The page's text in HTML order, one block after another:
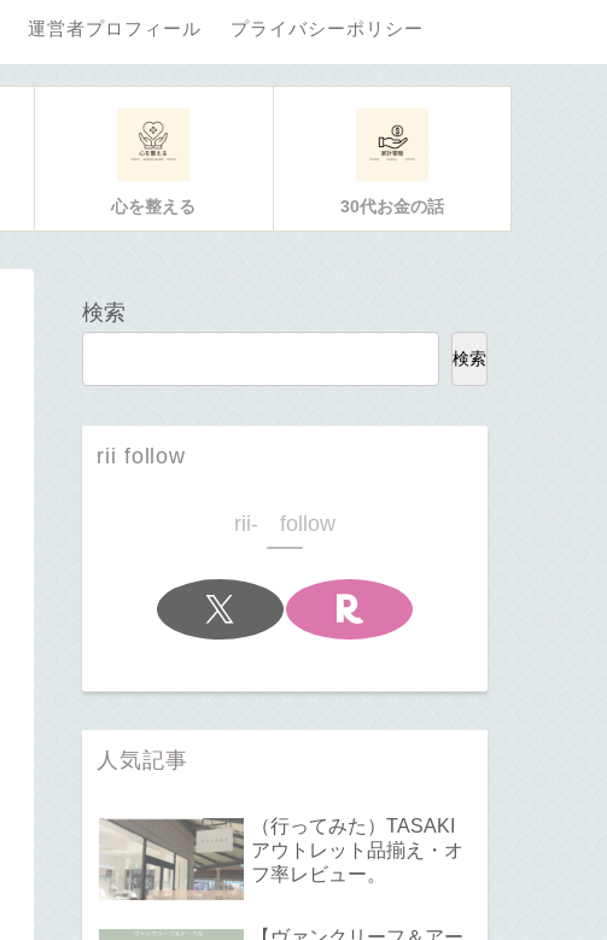
運営者プロフィール プライバシーポリシー
心を整える 30代お金の話
検索
検索
rii follow
rii- follow
人気記事
（行ってみた）TASAKI
アウトレット品揃え・オ
フ率レビュー。